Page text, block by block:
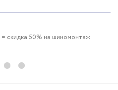
= скидка 50% на шиномонтаж